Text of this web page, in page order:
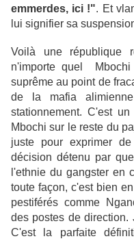
emmerdes, ici !". Et
lui signifier sa
Voilà une république
n'importe quel
suprême au point de
de la mafia
stationnement. C'est
Mbochi sur le reste du
juste pour exprimer
décision détenu par
l'ethnie du gangster en
toute façon, c'est bien
pestiférés comme
des postes de direction.
C'est la parfaite